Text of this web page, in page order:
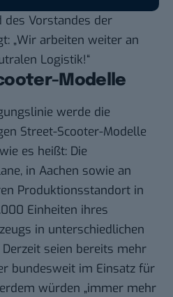
des Vorstandes der
„Wir arbeiten weiter an
Logistik!“
Modelle
werde die
Street-Scooter-Modelle
es heißt: Die
in Aachen sowie an
Produktionsstandort in
Einheiten ihres
in unterschiedlichen
seien bereits mehr
bundesweit im Einsatz für
würden „immer mehr